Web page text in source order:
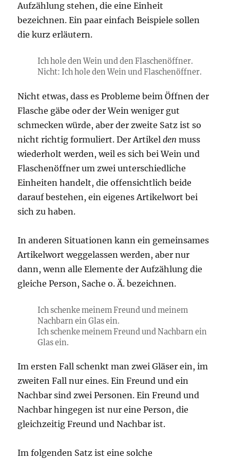
Aufzählung stehen, die eine Einheit
bezeichnen. Ein paar einfach Beispiele sollen
die kurz erläutern.
Ich holeden Wein undden Flaschenöffner.
Nicht: Ich holeden Wein und Flaschenöffner.
Nicht etwas, dass es Probleme beim Öffnen der
Flasche gäbe oder der Wein weniger gut
schmecken würde, aber der zweite Satz ist so
nicht richtig formuliert. Der Artikelden muss
wiederholt werden, weil es sich bei Wein und
Flaschenöffner um zwei unterschiedliche
Einheiten handelt, die offensichtlich beide
darauf bestehen, ein eigenes Artikelwort bei
sich zu haben.
In anderen Situationen kann ein gemeinsames
Artikelwort weggelassen werden, aber nur
dann, wenn alle Elemente der Aufzählung die
gleiche Person, Sache o. Ä. bezeichnen.
Ich schenkemeinemFreund undmeinem
Nachbarn ein Glas ein.
Ich schenkemeinemFreund und Nachbarn ein
Glas ein.
Im ersten Fall schenkt man zwei Gläser ein, im
zweiten Fall nur eines. Ein Freund und ein
Nachbar sind zwei Personen. Ein Freund und
Nachbar hingegen ist nur eine Person, die
gleichzeitig Freund und Nachbar ist.
Im folgenden Satz ist eine solche